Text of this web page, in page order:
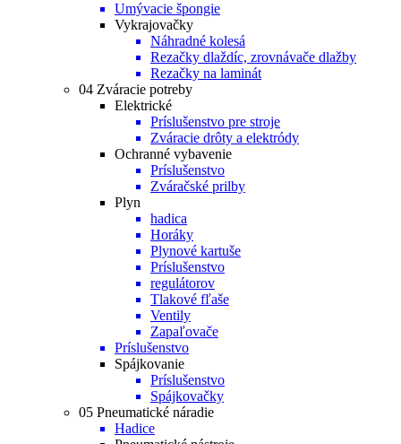
Umývacie špongie
Vykrajovačky
Náhradné kolesá
Rezačky dlaždíc, zrovnávače dlažby
Rezačky na laminát
04 Zváracie potreby
Elektrické
Príslušenstvo pre stroje
Zváracie drôty a elektródy
Ochranné vybavenie
Príslušenstvo
Zváračské prilby
Plyn
hadica
Horáky
Plynové kartuše
Príslušenstvo
regulátorov
Tlakové fľaše
Ventily
Zapaľovače
Príslušenstvo
Spájkovanie
Príslušenstvo
Spájkovačky
05 Pneumatické náradie
Hadice